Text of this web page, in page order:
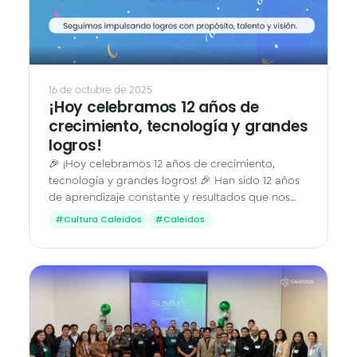
16 de octubre de 2025
¡Hoy celebramos 12 años de
crecimiento, tecnología y grandes
logros!
🎉 ¡Hoy celebramos 12 años de crecimiento,
tecnología y grandes logros! 🎉 Han sido 12 años
de aprendizaje constante y resultados que nos
impulsan a seguir avanzando 💪 Gracias a todo el
equipo…
#Cultura Caleidos #Caleidos